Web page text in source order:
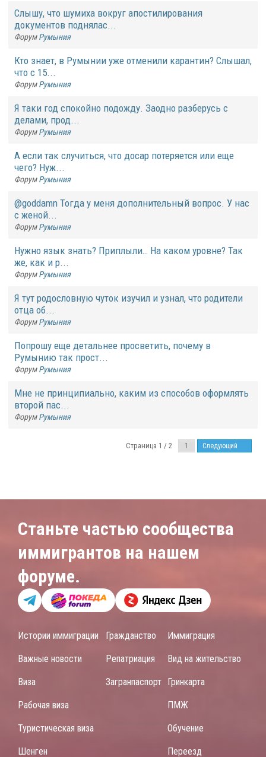
Слышу, что шумиха вокруг апостилирования
документов поднялас...
Форум Румыния
Кто знает, в Румынии уже отменили карантин? Слышал,
что с 15...
Форум Румыния
Я таки год спокойно подожду. Заодно разберусь с
делами, прод...
Форум Румыния
А если так случиться, что досар потеряется или еще
чего? Нуж...
Форум Румыния
@goddamn Тогда у меня дополнительный вопрос. У нас
с женой...
Форум Румыния
Нужно язык знать? Приплыли… На каком уровне? Так
же, как и р...
Форум Румыния
Я тут родословную чуток изучил и узнал, что родители
отца об...
Форум Румыния
Попрошу еще детальнее просветить, почему в
Румынию так прост...
Форум Румыния
Мне не принципиально, каким из способов оформлять
второй пас...
Форум Румыния
Страница 1 / 2 Следующий
Станьте частью сообщества
иммигрантов на нашем
форуме.
Истории иммиграции
Важные новости
Виза
Рабочая виза
Туристическая виза
Шенген
Гражданство
Репатриация
Загранпаспорт
Иммиграция
Вид на жительство
Гринкарта
ПМЖ
Обучение
Переезд